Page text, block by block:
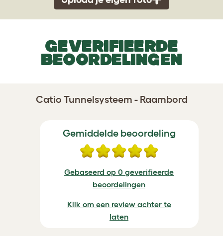
GEVERIFIEERDE
BEOORDELINGEN
Catio Tunnelsysteem - Raambord
Gemiddelde beoordeling
Gebaseerd op 0 geverifieerde
beoordelingen
Klik om een review achter te
laten